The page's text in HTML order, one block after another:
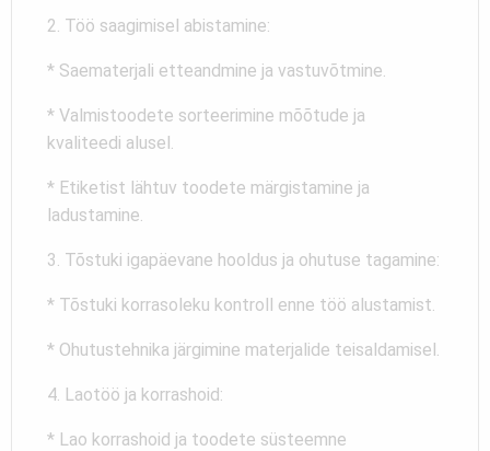
2. Töö saagimisel abistamine:
* Saematerjali etteandmine ja vastuvõtmine.
* Valmistoodete sorteerimine mõõtude ja
kvaliteedi alusel.
* Etiketist lähtuv toodete märgistamine ja
ladustamine.
3. Tõstuki igapäevane hooldus ja ohutuse tagamine:
* Tõstuki korrasoleku kontroll enne töö alustamist.
* Ohutustehnika järgimine materjalide teisaldamisel.
4. Laotöö ja korrashoid:
* Lao korrashoid ja toodete süsteemne